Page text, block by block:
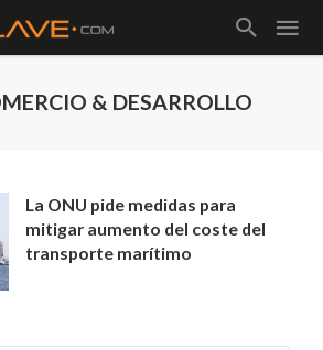
& DESARROLLO
La ONU pide medidas para
mitigar aumento del coste del
transporte marítimo